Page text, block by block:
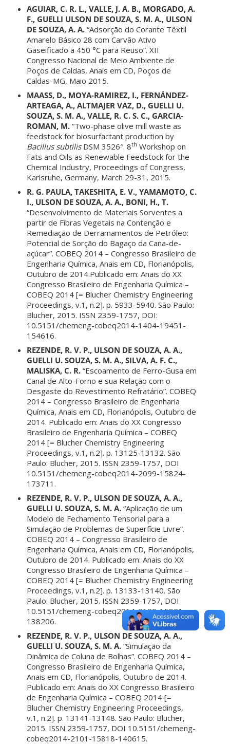
AGUIAR, C. R. L., VALLE, J. A. B., MORGADO, A.
F., GUELLI ULSON DE SOUZA, S. M. A., ULSON
DE SOUZA, A. A. “Adsorção do Corante Têxtil
Amarelo Básico 28 com Carvão Ativo
Gaseificado a 450 °C para Reuso”. XII
Congresso Nacional de Meio Ambiente de
Poços de Caldas, Anais em CD, Poços de
Caldas-MG, Maio 2015.
MAASS, D., MOYA-RAMIREZ, I., FERNÁNDEZ-
ARTEAGA, A., ALTMAJER VAZ, D., GUELLI U.
SOUZA, S. M. A., VALLE, R. C. S. C., GARCIA-
ROMAN, M. “Two-phase olive mill waste as
feedstock for biosurfactant production by
Bacillus subtilis DSM 3526″. 8th Workshop on
Fats and Oils as Renewable Feedstock for the
Chemical Industry, Proceedings of Congress,
Karlsruhe, Germany, March 29-31, 2015.
R. G. PAULA, TAKESHITA, E. V., YAMAMOTO, C.
I., ULSON DE SOUZA, A. A., BONI, H., T.
“Desenvolvimento de Materiais Sorventes a
partir de Fibras Vegetais na Contenção e
Remediação de Derramamentos de Petróleo:
Potencial de Sorção do Bagaço da Cana-de-
açúcar”. COBEQ 2014 – Congresso Brasileiro de
Engenharia Química, Anais em CD, Florianópolis,
Outubro de 2014.Publicado em: Anais do XX
Congresso Brasileiro de Engenharia Química –
COBEQ 2014 [= Blucher Chemistry Engineering
Proceedings, v.1, n.2]. p. 5933-5940. São Paulo:
Blucher, 2015. ISSN 2359-1757, DOI:
10.5151/chemeng-cobeq2014-1404-19451-
154616.
REZENDE, R. V. P., ULSON DE SOUZA, A. A.,
GUELLI U. SOUZA, S. M. A., SILVA, A. F. C.,
MALISKA, C. R. “Escoamento de Ferro-Gusa em
Canal de Alto-Forno e sua Relação com o
Desgaste do Revestimento Refratário”. COBEQ
2014 – Congresso Brasileiro de Engenharia
Química, Anais em CD, Florianópolis, Outubro de
2014. Publicado em: Anais do XX Congresso
Brasileiro de Engenharia Química – COBEQ
2014 [= Blucher Chemistry Engineering
Proceedings, v.1, n.2]. p. 13125-13132. São
Paulo: Blucher, 2015. ISSN 2359-1757, DOI
10.5151/chemeng-cobeq2014-2099-15824-
173711.
REZENDE, R. V. P., ULSON DE SOUZA, A. A.,
GUELLI U. SOUZA, S. M. A. “Aplicação de um
Modelo de Fechamento Tensorial para a
Simulação de Problemas de Superfície Livre”.
COBEQ 2014 – Congresso Brasileiro de
Engenharia Química, Anais em CD, Florianópolis,
Outubro de 2014. Publicado em: Anais do XX
Congresso Brasileiro de Engenharia Química –
COBEQ 2014 [= Blucher Chemistry Engineering
Proceedings, v.1, n.2]. p. 13133-13140. São
Paulo: Blucher, 2015. ISSN 2359-1757, DOI
10.5151/chemeng-cobeq2014-2100-15821-
138206.
REZENDE, R. V. P., ULSON DE SOUZA, A. A.,
GUELLI U. SOUZA, S. M. A. “Simulação da
Dinâmica de Coluna de Bolhas”. COBEQ 2014 –
Congresso Brasileiro de Engenharia Química,
Anais em CD, Florianópolis, Outubro de 2014.
Publicado em: Anais do XX Congresso Brasileiro
de Engenharia Química – COBEQ 2014 [=
Blucher Chemistry Engineering Proceedings,
v.1, n.2]. p. 13141-13148. São Paulo: Blucher,
2015. ISSN 2359-1757, DOI 10.5151/chemeng-
cobeq2014-2101-15818-140615.